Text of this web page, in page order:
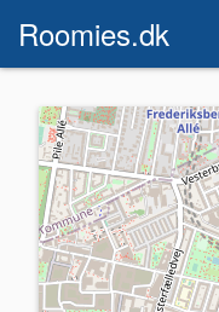
Roomies.dk